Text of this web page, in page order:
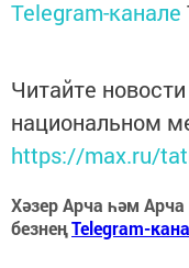
Telegram-канале
Читайте
национальном
https://max.ru/
Хәзер Арча һәм
безнеңTelegram-